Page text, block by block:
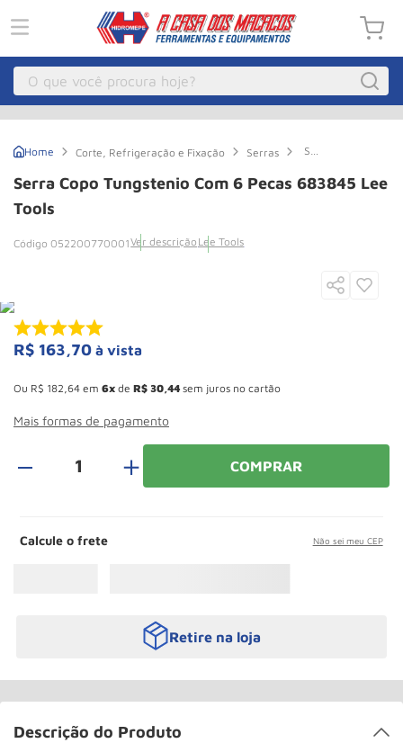
O que você procura hoje?
Corte, Refrigeração e Fixação Serras
Serra
Tungstenio
Com
Serra Copo Tungstenio Com 6 Pecas 683845 Lee
Tools
052200770001Ver descrição Lee Tools
R$ 163,70 à vista
Ou R$ 182 64 em 6 de R$ 30 44 sem juros no cartão
Mais formas de pagamento
＋ COMPRAR
Calcule o frete Não sei meu CEP
Retire na loja
Descrição do Produto
Guincho Eletrico
3 Macaco Hidraulico
º Macaco
8 Rodizio
9º Talha
10 º